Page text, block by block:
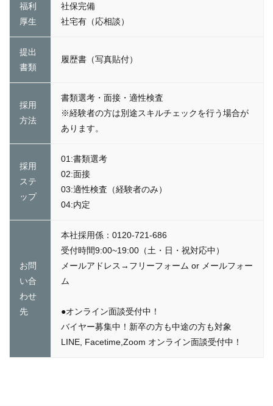
福利
厚生
社保完備
社宅有（応相談）
提出
書類
履歴書（写真貼付）
採用
方法
書類選考・面接・適性検査
※経験者の方は別途スキルチェックを行う場合が
あります。
採用
ステ
ップ
01:書類選考
02:面接
03:適性検査（経験者のみ）
04:内定
お問
い合
わせ
先
本社採用係：0120-721-686
受付時間9:00~19:00（土・日・祝対応中）
メールアドレス→フリーフォーム or メールフォー
ム
●オンライン面談受付中！
バイヤー募集中！新卒の方も中途の方も対象
LINE, Facetime,Zoom オンライン面談受付中！